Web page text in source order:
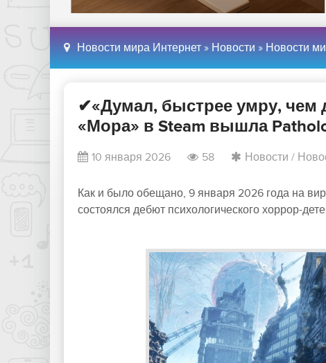
Новости мира Интернет » Новости » Новости
✔«Думал, быстрее умру, чем
«Мора» в Steam вышла
10 января 2026 58 Новости /
Как и было обещано, 9 января 2026 года на
состоялся дебют психологического хоррор-